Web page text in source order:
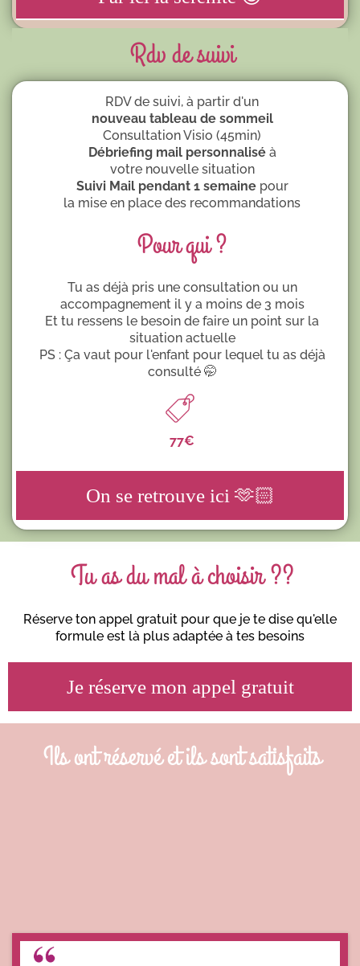
Rdv de suivi
RDV de suivi, à partir d'un
nouveau tableau de sommeil
Consultation Visio (45min)
Débriefing mail personnaliséà
votre nouvelle situation
Suivi Mail pendant 1 semainepour
la mise en place des recommandations
Pour qui ?
Tu as déjà pris une consultation ou un
accompagnement il y a moins de 3 mois
Et tu ressens le besoin de faire un point sur la
situation actuelle
PS : Ça vaut pour l'enfant pour lequel tu as déjà
consulté 🤭
77€
On se retrouve ici 🫶🏻
Tu as du mal à choisir ??
Réserve ton appel gratuit pour que je te dise qu'elle
formule est là plus adaptée à tes besoins
Je réserve mon appel gratuit
Ils ont réservé et ils sont satisfaits